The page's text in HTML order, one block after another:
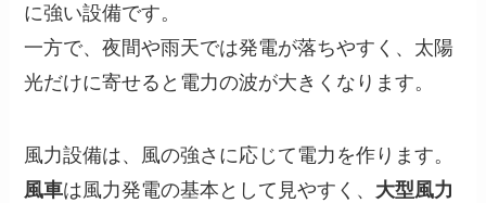
に強い設備です。
一方で、夜間や雨天では発電が落ちやすく、太陽
光だけに寄せると電力の波が大きくなります。
風力設備は、風の強さに応じて電力を作ります。
風車は風力発電の基本として見やすく、 大型風力